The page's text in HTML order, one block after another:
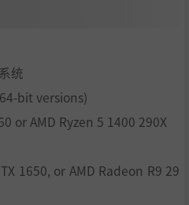
统
bit versions)
or AMD Ryzen 5 1400 290X
1650, or AMD Radeon R9 29